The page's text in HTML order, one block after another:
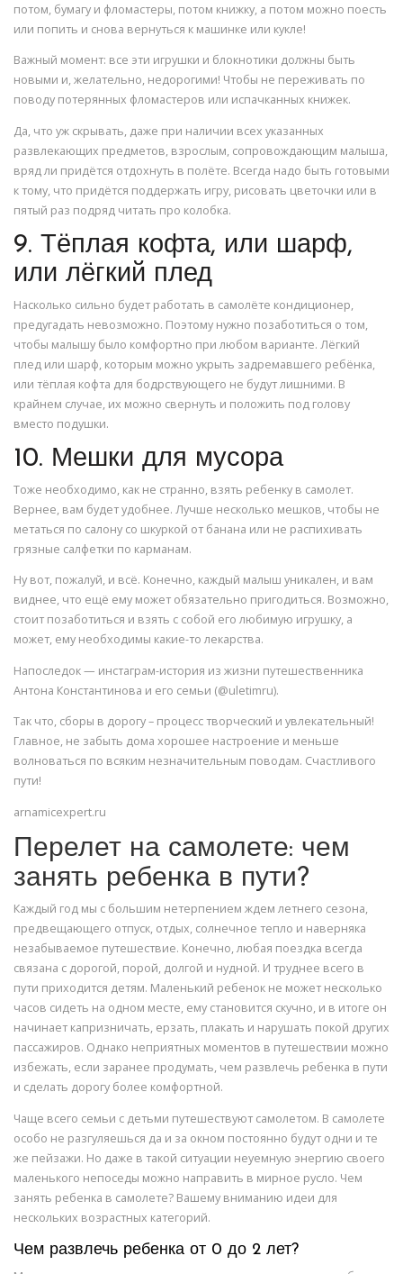
потом, бумагу и фломастеры, потом книжку, а потом можно поесть
или попить и снова вернуться к машинке или кукле!
Важный момент: все эти игрушки и блокнотики должны быть
новыми и, желательно, недорогими! Чтобы не переживать по
поводу потерянных фломастеров или испачканных книжек.
Да, что уж скрывать, даже при наличии всех указанных
развлекающих предметов, взрослым, сопровождающим малыша,
вряд ли придётся отдохнуть в полёте. Всегда надо быть готовыми
к тому, что придётся поддержать игру, рисовать цветочки или в
пятый раз подряд читать про колобка.
9. Тёплая кофта, или шарф,
или лёгкий плед
Насколько сильно будет работать в самолёте кондиционер,
предугадать невозможно. Поэтому нужно позаботиться о том,
чтобы малышу было комфортно при любом варианте. Лёгкий
плед или шарф, которым можно укрыть задремавшего ребёнка,
или тёплая кофта для бодрствующего не будут лишними. В
крайнем случае, их можно свернуть и положить под голову
вместо подушки.
10. Мешки для мусора
Тоже необходимо, как не странно, взять ребенку в самолет.
Вернее, вам будет удобнее. Лучше несколько мешков, чтобы не
метаться по салону со шкуркой от банана или не распихивать
грязные салфетки по карманам.
Ну вот, пожалуй, и всё. Конечно, каждый малыш уникален, и вам
виднее, что ещё ему может обязательно пригодиться. Возможно,
стоит позаботиться и взять с собой его любимую игрушку, а
может, ему необходимы какие-то лекарства.
Напоследок — инстаграм-история из жизни путешественника
Антона Константинова и его семьи (@uletimru).
Так что, сборы в дорогу – процесс творческий и увлекательный!
Главное, не забыть дома хорошее настроение и меньше
волноваться по всяким незначительным поводам. Счастливого
пути!
arnamicexpert.ru
Перелет на самолете: чем
занять ребенка в пути?
Каждый год мы с большим нетерпением ждем летнего сезона,
предвещающего отпуск, отдых, солнечное тепло и наверняка
незабываемое путешествие. Конечно, любая поездка всегда
связана с дорогой, порой, долгой и нудной. И труднее всего в
пути приходится детям. Маленький ребенок не может несколько
часов сидеть на одном месте, ему становится скучно, и в итоге он
начинает капризничать, ерзать, плакать и нарушать покой других
пассажиров. Однако неприятных моментов в путешествии можно
избежать, если заранее продумать, чем развлечь ребенка в пути
и сделать дорогу более комфортной.
Чаще всего семьи с детьми путешествуют самолетом. В самолете
особо не разгуляешься да и за окном постоянно будут одни и те
же пейзажи. Но даже в такой ситуации неуемную энергию своего
маленького непоседы можно направить в мирное русло. Чем
занять ребенка в самолете? Вашему вниманию идеи для
нескольких возрастных категорий.
Чем развлечь ребенка от 0 до 2 лет?